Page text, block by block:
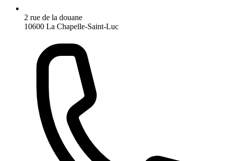
2 rue de la douane
10600 La Chapelle-Saint-Luc